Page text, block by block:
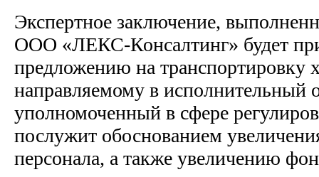
Экспертное заключение,
ООО «ЛЕКС-Консалтинг» будет
предложению на транспортировку
направляемому в исполнительный
уполномоченный в сфере
послужит обоснованием
персонала, а также увеличению